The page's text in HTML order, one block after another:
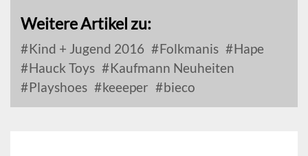
Weitere Artikel zu:
Kind + Jugend 2016 Folkmanis
Hape
Hauck Toys
Kaufmann Neuheiten
Playshoes
keeeper bieco